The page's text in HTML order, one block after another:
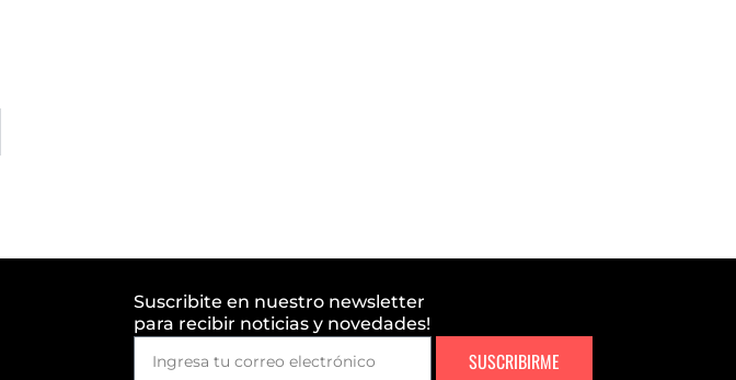
Suscribite en nuestro newsletter
para recibir noticias y novedades!
SUSCRIBIRME